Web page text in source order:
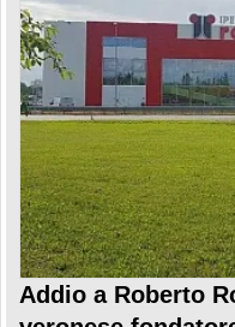
Addio a Roberto